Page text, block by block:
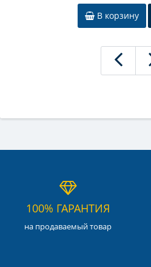
В корзину
100% ГАРАНТИЯ
на продаваемый товар